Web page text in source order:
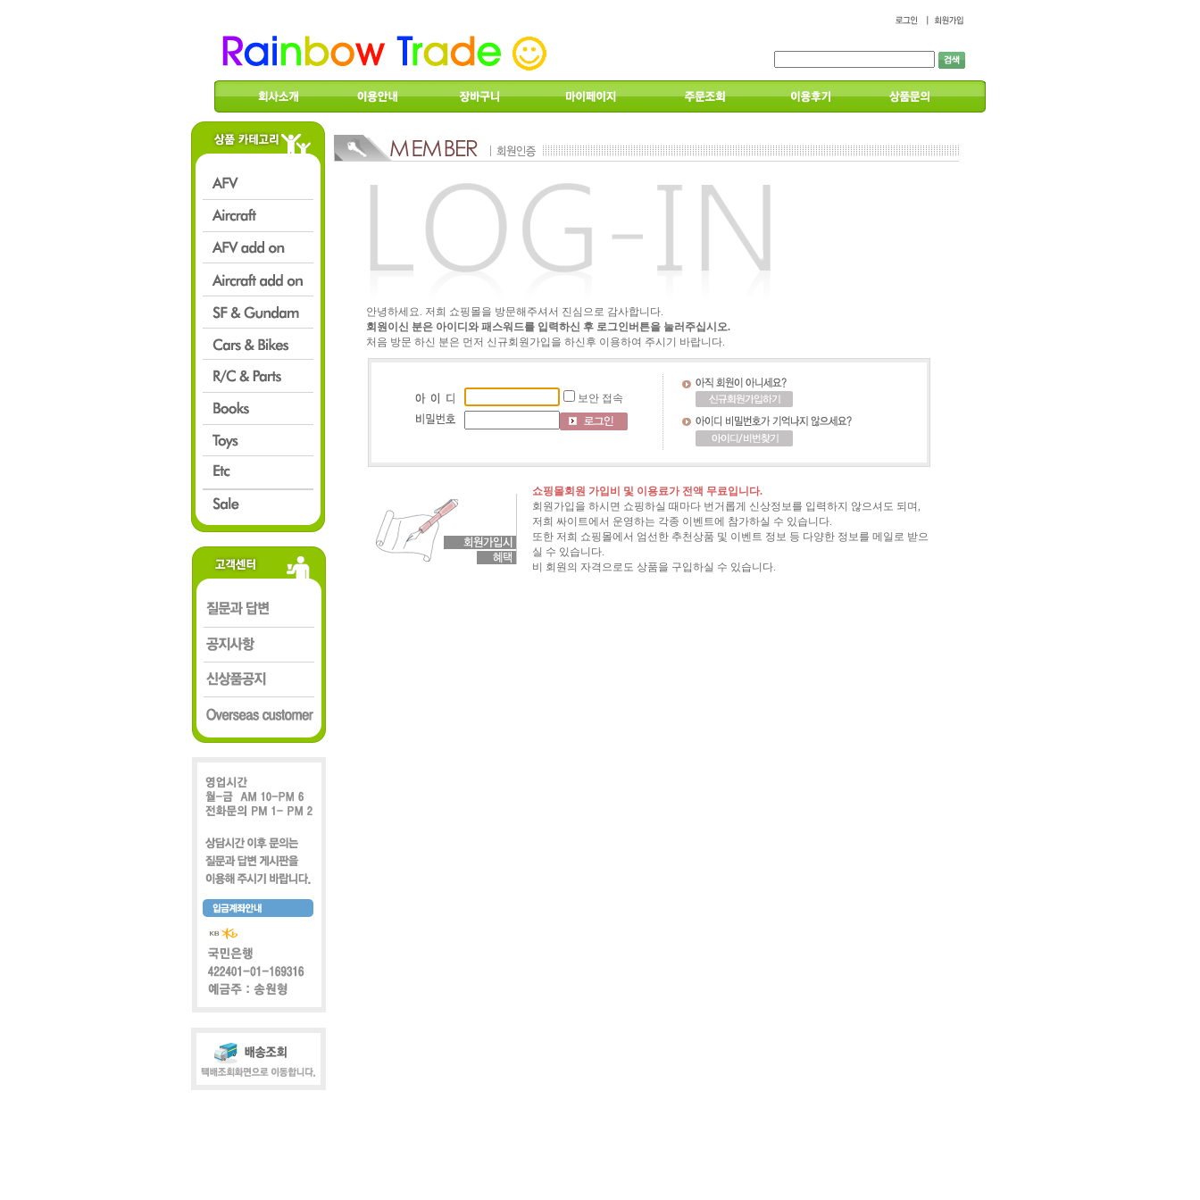
안녕하세요. 저희 쇼핑몰을 방문해주셔서 진심으로 감사합니다.
회원이신 분은 아이디와 패스워드를 입력하신 후 로그인버튼을 눌러주십시오.
처음 방문 하신 분은 먼저 신규회원가입을 하신후 이용하여 주시기 바랍니다.
보안 접속
쇼핑몰회원 가입비 및 이용료가 전액 무료입니다.
회원가입을 하시면 쇼핑하실 때마다 번거롭게 신상정보를 입력하지 않으셔도 되며,
저희 싸이트에서 운영하는 각종 이벤트에 참가하실 수 있습니다.
또한 저희 쇼핑몰에서 엄선한 추천상품 및 이벤트 정보 등 다양한 정보를 메일로 받으
실 수 있습니다.
비 회원의 자격으로도 상품을 구입하실 수 있습니다.